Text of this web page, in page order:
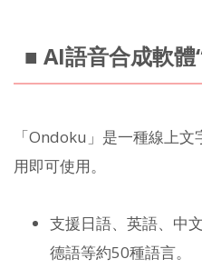
■ AI語音合成軟
「Ondoku」是一種線上
用即可使用。
支援日語、英語、中
德語等約50種語言。